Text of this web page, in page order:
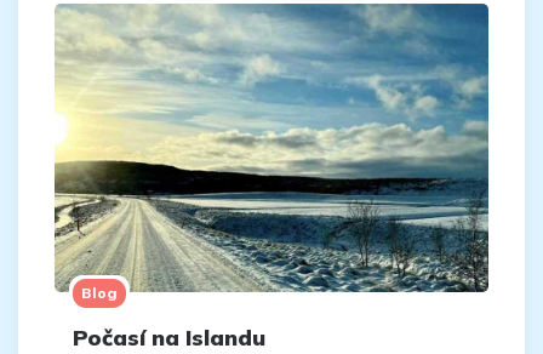
Blog
Počasí na Islandu